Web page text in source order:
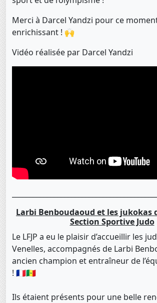
Merci à Darcel Yandzi pour ce
enrichissant ! 🙌
Vidéo réalisée par Darcel Yandzi
Larbi Benboudaoud et les jukokas
Section Sportive Judo
Le LFJP a eu le plaisir d’accueillir les
Venelles, accompagnés de Larbi
ancien champion et entraîneur de
! 🇫🇷🇸🇳
Ils étaient présents pour une belle